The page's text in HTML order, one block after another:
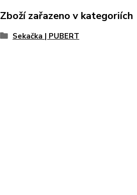
Zboží zařazeno v kategoriích
Sekačka | PUBERT